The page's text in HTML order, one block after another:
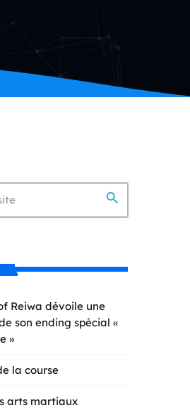
search
Reiwa dévoile une
son ending spécial «
»
la course
arts martiaux